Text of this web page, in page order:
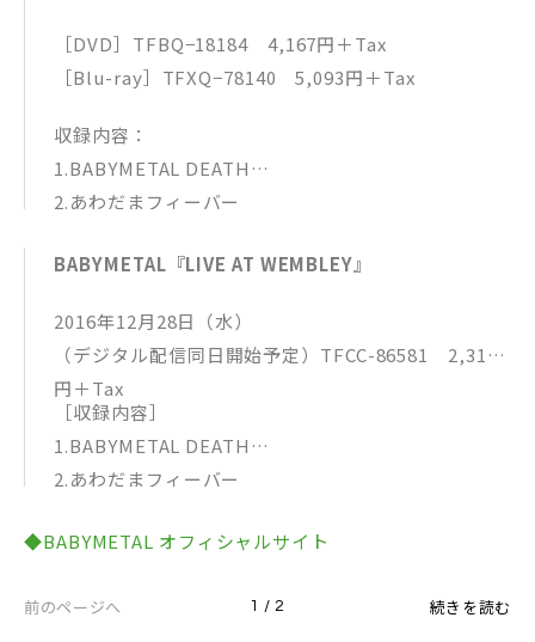
［DVD］TFBQ−18184 4,167円＋Tax
［Blu-ray］TFXQ−78140 5,093円＋Tax
収録内容：
1.BABYMETAL DEATH
2.あわだまフィーバー
4.ヤバッ！
6.GJ！
7.Catch me if you can
8.ド・キ・ド・キ☆モーニング
9.META！メタ太郎
10.4の歌
12.メギツネ
14.イジメ、ダメ、ゼッタイ
BABYMETAL『LIVE AT WEMBLEY』
2016年12月28日（水）
（デジタル配信同日開始予定）TFCC-86581 2,315
円＋Tax
［収録内容］
1.BABYMETAL DEATH
2.あわだまフィーバー
4.GJ！
6.META！メタ太郎
◆BABYMETAL オフィシャルサイト
前のページへ 1 / 2 続きを読む